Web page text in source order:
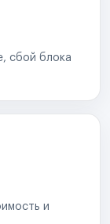
сбой блока
и